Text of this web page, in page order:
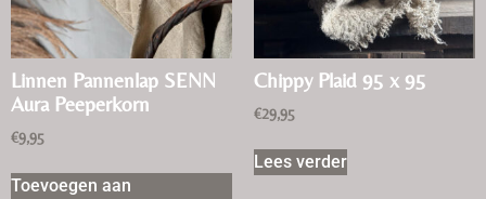
Linnen Pannenlap SENN
Aura Peeperkorn
€9,95
Toevoegen aan
Chippy Plaid 95 x 95
€29,95
Lees verder